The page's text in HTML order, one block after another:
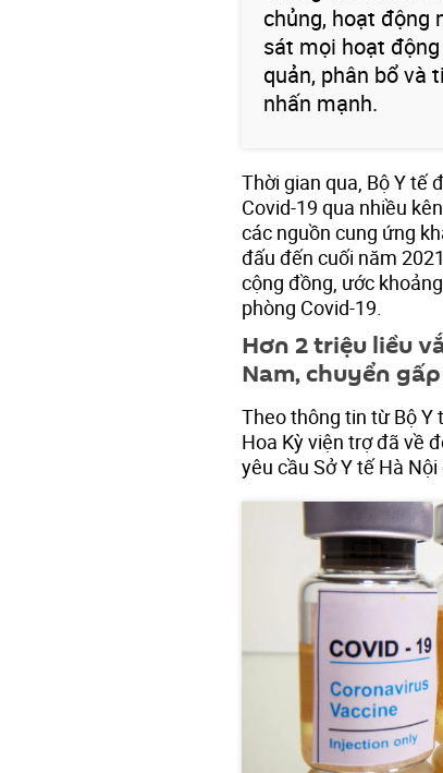
chủng, hoạt động
sát mọi hoạt
quản, phân bổ và
nhấn mạnh.
Thời gian qua, Bộ Y tế
Covid-19 qua nhiều
các nguồn cung ứng
đấu đến cuối năm
cộng đồng, ước
phòng Covid-19.
Hơn 2 triệu liều
Nam, chuyển
Theo thông tin từ Bộ Y
Hoa Kỳ viện trợ đã về
yêu cầu Sở Y tế Hà